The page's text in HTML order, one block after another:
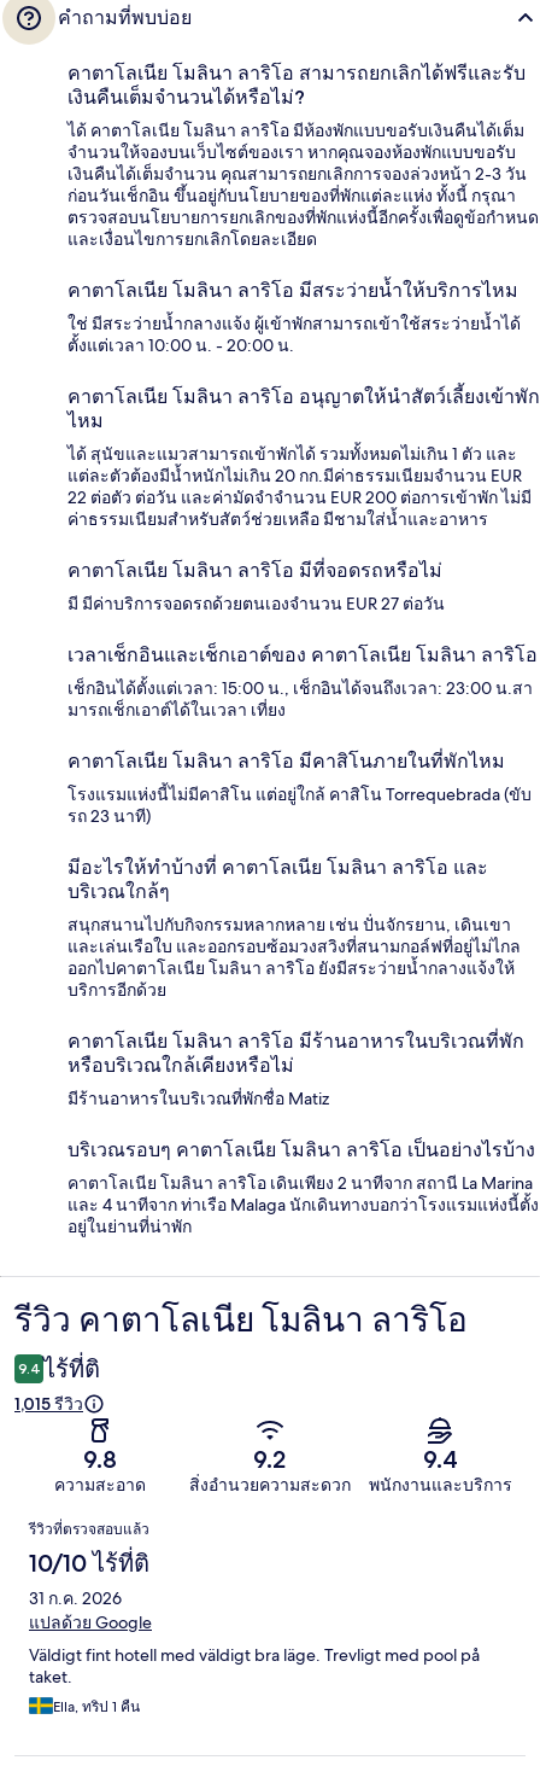
คำถามที่พบบ่อย
คาตาโลเนีย โมลินา ลาริโอ สามารถยกเลิกได้ฟรีและรับ
เงินคืนเต็มจำนวนได้หรือไม่?
ได้ คาตาโลเนีย โมลินา ลาริโอ มีห้องพักแบบขอรับเงินคืนได้เต็ม
จำนวนให้จองบนเว็บไซต์ของเรา หากคุณจองห้องพักแบบขอรับ
เงินคืนได้เต็มจำนวน คุณสามารถยกเลิกการจองล่วงหน้า 2-3 วัน
ก่อนวันเช็กอิน ขึ้นอยู่กับนโยบายของที่พักแต่ละแห่ง ทั้งนี้ กรุณา
ตรวจสอบนโยบายการยกเลิกของที่พักแห่งนี้อีกครั้งเพื่อดูข้อกำหนด
และเงื่อนไขการยกเลิกโดยละเอียด
คาตาโลเนีย โมลินา ลาริโอ มีสระว่ายน้ำให้บริการไหม
ใช่ มีสระว่ายน้ำกลางแจ้ง ผู้เข้าพักสามารถเข้าใช้สระว่ายน้ำได้
ตั้งแต่เวลา 10:00 น. - 20:00 น.
คาตาโลเนีย โมลินา ลาริโอ อนุญาตให้นำสัตว์เลี้ยงเข้าพัก
ไหม
ได้ สุนัขและแมวสามารถเข้าพักได้ รวมทั้งหมดไม่เกิน 1 ตัว และ
แต่ละตัวต้องมีน้ำหนักไม่เกิน 20 กก.มีค่าธรรมเนียมจำนวน EUR
22 ต่อตัว ต่อวัน และค่ามัดจำจำนวน EUR 200 ต่อการเข้าพัก ไม่มี
ค่าธรรมเนียมสำหรับสัตว์ช่วยเหลือ มีชามใส่น้ำและอาหาร
คาตาโลเนีย โมลินา ลาริโอ มีที่จอดรถหรือไม่
มี มีค่าบริการจอดรถด้วยตนเองจำนวน EUR 27 ต่อวัน
เวลาเช็กอินและเช็กเอาต์ของ คาตาโลเนีย โมลินา ลาริโอ
เช็กอินได้ตั้งแต่เวลา: 15:00 น., เช็กอินได้จนถึงเวลา: 23:00 น.สา
มารถเช็กเอาต์ได้ในเวลา เที่ยง
คาตาโลเนีย โมลินา ลาริโอ มีคาสิโนภายในที่พักไหม
โรงแรมแห่งนี้ไม่มีคาสิโน แต่อยู่ใกล้ คาสิโน Torrequebrada (ขับ
รถ 23 นาที)
มีอะไรให้ทำบ้างที่ คาตาโลเนีย โมลินา ลาริโอ และ
บริเวณใกล้ๆ
สนุกสนานไปกับกิจกรรมหลากหลาย เช่น ปั่นจักรยาน, เดินเขา
และเล่นเรือใบ และออกรอบซ้อมวงสวิงที่สนามกอล์ฟที่อยู่ไม่ไกล
ออกไปคาตาโลเนีย โมลินา ลาริโอ ยังมีสระว่ายน้ำกลางแจ้งให้
บริการอีกด้วย
คาตาโลเนีย โมลินา ลาริโอ มีร้านอาหารในบริเวณที่พัก
หรือบริเวณใกล้เคียงหรือไม่
มีร้านอาหารในบริเวณที่พักชื่อ Matiz
บริเวณรอบๆ คาตาโลเนีย โมลินา ลาริโอ เป็นอย่างไรบ้าง
คาตาโลเนีย โมลินา ลาริโอ เดินเพียง 2 นาทีจาก สถานี La Marina
และ 4 นาทีจาก ท่าเรือ Malaga นักเดินทางบอกว่าโรงแรมแห่งนี้ตั้ง
อยู่ในย่านที่น่าพัก
รีวิว
รีวิว คาตาโลเนีย โมลินา ลาริโอ
9.4 ไร้ที่ติ
1,015 รีวิว
9.8
ความสะอาด
9.2
สิ่งอำนวยความสะดวก
9.4
พนักงานและบริการ
รีวิว
รีวิวที่ตรวจสอบแล้ว
10/10 ไร้ที่ติ
31 ก.ค. 2026
แปลด้วย Google
Väldigt fint hotell med väldigt bra läge. Trevligt med pool på
taket.
Ella, ทริป 1 คืน